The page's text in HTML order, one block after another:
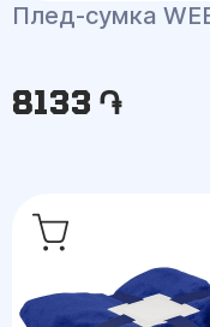
Плед-сумка
8133 ֏